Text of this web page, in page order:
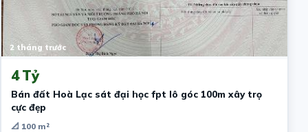
2 tháng trước
4 Tỷ
Bán đất Hoà Lạc sát đại học fpt lô góc 100m xây trọ
cực đẹp
📐 100 m²